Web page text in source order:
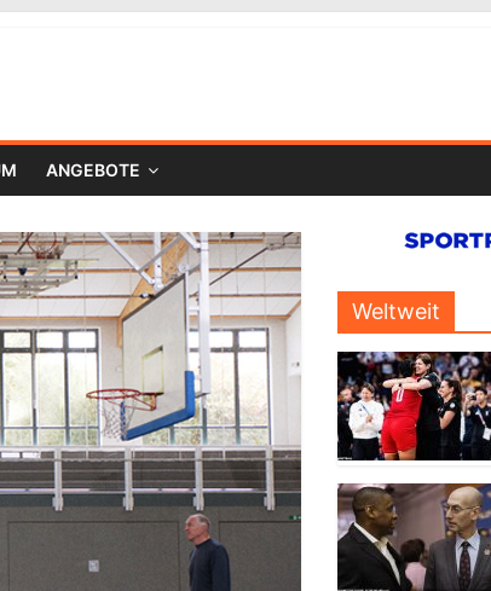
ANGEBOTE
Weltweit